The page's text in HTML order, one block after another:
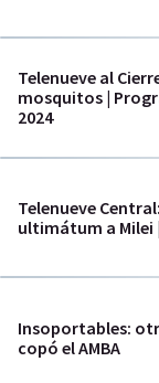
Telenueve al
mosquitos |
2024
Telenueve
ultimátum a Milei
Insoportables:
copó el AMBA